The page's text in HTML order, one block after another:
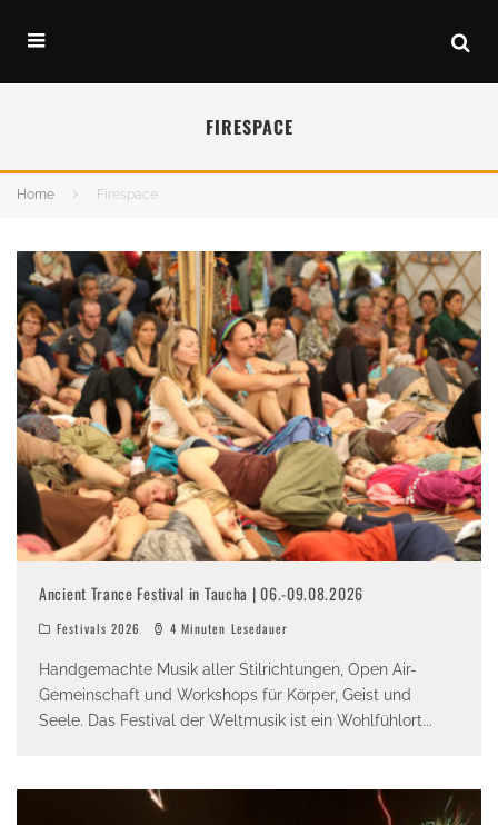
FIRESPACE
Home Firespace
Ancient Trance Festival in Taucha | 06.-09.08.2026
Festivals 2026 4 Minuten Lesedauer
Handgemachte Musik aller Stilrichtungen, Open Air-
Gemeinschaft und Workshops für Körper, Geist und
Seele. Das Festival der Weltmusik ist ein Wohlfühlort...